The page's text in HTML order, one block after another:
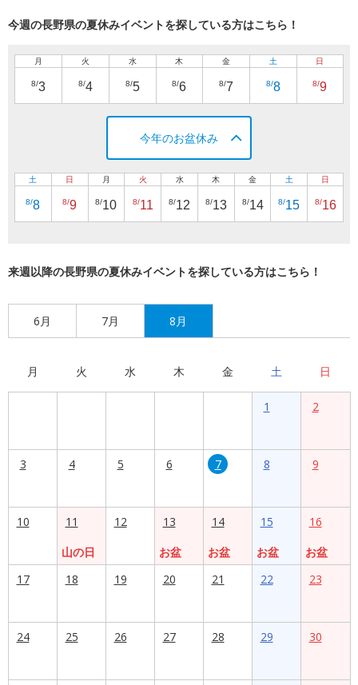
今週の長野県の夏休みイベントを探している方はこちら！
月
8/3
火
8/4
水
8/5
木
8/6
金
8/7
土
8/8
日
8/9
今年のお盆休み
土
8/8
日
8/9
月
8/10
火
8/11
水
8/12
木
8/13
金
8/14
土
8/15
日
8/16
来週以降の長野県の夏休みイベントを探している方はこちら！
6月 7月 8月
月 火 水 木 金 土 日
1 2
3 4 5 6 7 8 9
10
11
山の日
12
13
お盆
14
お盆
15
お盆
16
お盆
17
18 19 20 21 22 23
24 25 26 27 28 29 30